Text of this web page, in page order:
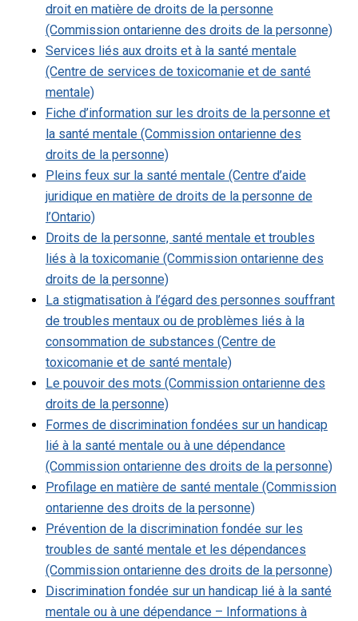
droit en matière de droits de la personne
(Commission ontarienne des droits de la personne)
Services liés aux droits et à la santé mentale
(Centre de services de toxicomanie et de santé
mentale)
Fiche d’information sur les droits de la personne et
la santé mentale (Commission ontarienne des
droits de la personne)
Pleins feux sur la santé mentale (Centre d’aide
juridique en matière de droits de la personne de
l’Ontario)
Droits de la personne, santé mentale et troubles
liés à la toxicomanie (Commission ontarienne des
droits de la personne)
La stigmatisation à l’égard des personnes souffrant
de troubles mentaux ou de problèmes liés à la
consommation de substances (Centre de
toxicomanie et de santé mentale)
Le pouvoir des mots (Commission ontarienne des
droits de la personne)
Formes de discrimination fondées sur un handicap
lié à la santé mentale ou à une dépendance
(Commission ontarienne des droits de la personne)
Profilage en matière de santé mentale (Commission
ontarienne des droits de la personne)
Prévention de la discrimination fondée sur les
troubles de santé mentale et les dépendances
(Commission ontarienne des droits de la personne)
Discrimination fondée sur un handicap lié à la santé
mentale ou à une dépendance – Informations à